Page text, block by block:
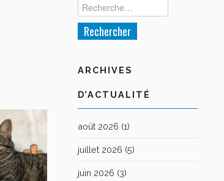
ARCHIVES
D’ACTUALITÉ
août 2026 (1)
juillet 2026 (5)
juin 2026 (3)